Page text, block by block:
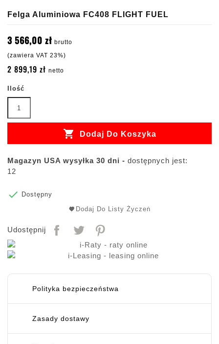
Felga Aluminiowa FC408 FLIGHT FUEL
3 566,00 zł brutto
(zawiera VAT 23%)
2 899,19 zł netto
Ilość
 Dodaj Do Koszyka
Magazyn USA wysyłka 30 dni - dostępnych jest:
12

Dostępny
Dodaj Do Listy Życzeń
Udostępnij
Polityka bezpieczeństwa
Zasady dostawy